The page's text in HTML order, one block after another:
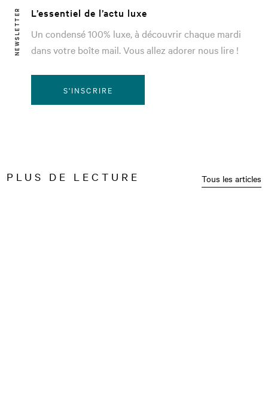
NEWSLETTER
L’essentiel de l’actu luxe
Un condensé 100% luxe, à découvrir chaque mardi
dans votre boîte mail. Vous allez adorer nous lire !
S'INSCRIRE
PLUS DE LECTURE Tous les articles